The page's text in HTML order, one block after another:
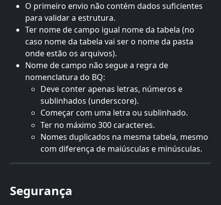
O primeiro envio não contém dados suficientes
para validar a estrutura.
Ter nome de campo igual nome da tabela (no
caso nome da tabela vai ser o nome da pasta
onde estão os arquivos).
Nome de campo não segue a regra de
nomenclatura do BQ:
Deve conter apenas letras, números e
sublinhados (underscore).
Começar com uma letra ou sublinhado.
Ter no máximo 300 caracteres.
Nomes duplicados na mesma tabela, mesmo
com diferença de maiúsculas e minúsculas.
Segurança